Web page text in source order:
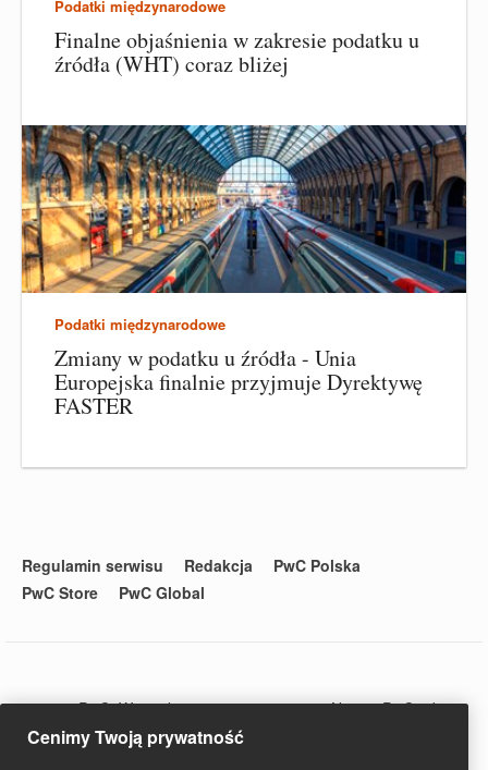
Podatki międzynarodowe
Finalne objaśnienia w zakresie podatku u
źródła (WHT) coraz bliżej
Podatki międzynarodowe
Zmiany w podatku u źródła - Unia
Europejska finalnie przyjmuje Dyrektywę
FASTER
Regulamin serwisu Redakcja
PwC Polska
PwC Store
PwC Global
© 2020 PwC. Wszystkie prawa zastrzeżone. Nazwa PwC odnosi
się do firm wchodzących w skład sieci PwC, z których każda
stanowi odrębny podmiot prawny. Więcej informacji na stronie
Cenimy Twoją prywatność